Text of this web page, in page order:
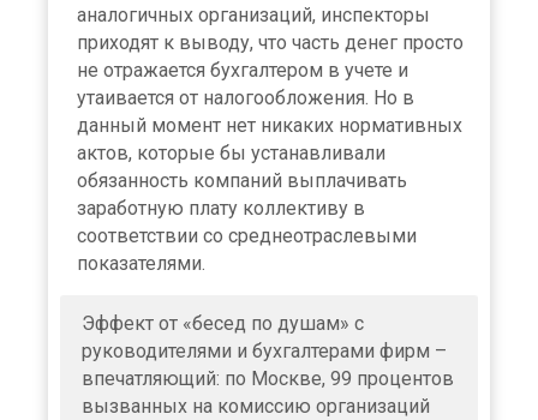
аналогичных организаций, инспекторы
приходят к выводу, что часть денег просто
не отражается бухгалтером в учете и
утаивается от налогообложения. Но в
данный момент нет никаких нормативных
актов, которые бы устанавливали
обязанность компаний выплачивать
заработную плату коллективу в
соответствии со среднеотраслевыми
показателями.
Эффект от «бесед по душам» с
руководителями и бухгалтерами фирм –
впечатляющий: по Москве, 99 процентов
вызванных на комиссию организаций